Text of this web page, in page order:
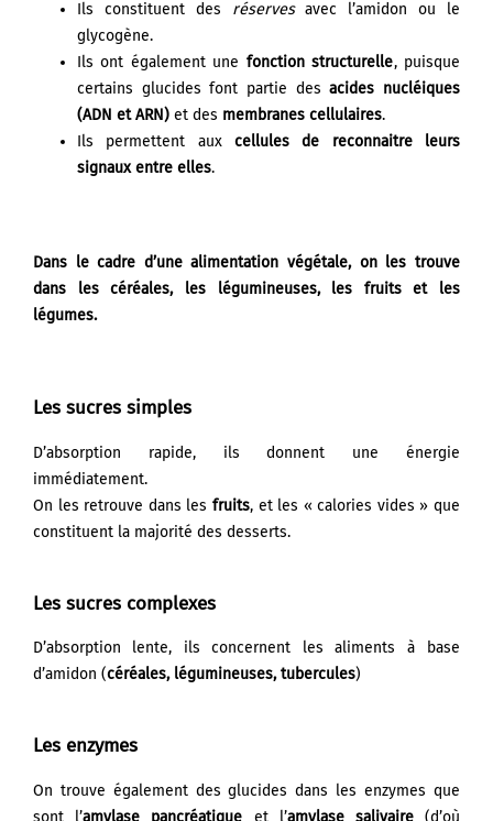
mentions légales
Ils constituent des réservesavec l’amidon ou le
glycogène.
Ils ont également une fonction structurelle, puisque
certains glucides font partie desacides nucléiques
(ADN et ARN)et des membranes cellulaires.
Ils permettent aux cellules de reconnaitre leurs
signaux entre elles.
Dans le cadre d’une alimentation végétale, on les trouve
dans lescéréales, les légumineuses, les fruitset les
légumes.
Les sucres simples
D’absorption rapide, ils donnent une énergie
immédiatement.
On les retrouve dans les fruits, et les « calories vides » que
constituent la majorité desdesserts.
Les sucres complexes
D’absorption lente, ils concernent les aliments à base
d’amidon (céréales, légumineuses, tubercules)
Les enzymes
On trouve également des glucides dans les enzymes que
sont
l’amylase pancréatique et l’amylase salivaire (d’où